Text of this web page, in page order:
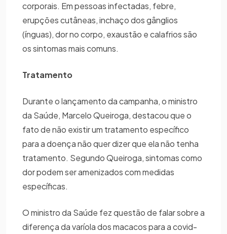
corporais. Em pessoas infectadas, febre,
erupções cutâneas, inchaço dos gânglios
(ínguas), dor no corpo, exaustão e calafrios são
os sintomas mais comuns.
Tratamento
Durante o lançamento da campanha, o ministro
da Saúde, Marcelo Queiroga, destacou que o
fato de não existir um tratamento específico
para a doença não quer dizer que ela não tenha
tratamento. Segundo Queiroga, sintomas como
dor podem ser amenizados com medidas
específicas.
O ministro da Saúde fez questão de falar sobre a
diferença da varíola dos macacos para a covid-